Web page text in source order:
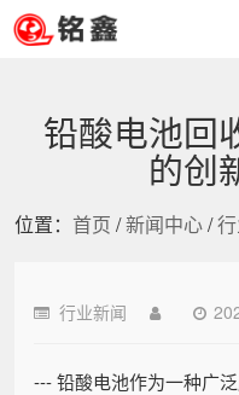
铅酸电池回
的创
位置： 首页 /新闻中心/
行业新闻
--- 铅酸电池作为一种广